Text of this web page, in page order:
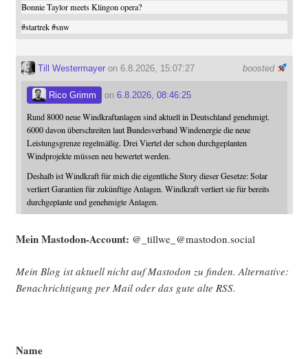
Bonnie Taylor meets Klingon opera?
#startrek #snw
boosted
Till Westermayeron 6.8.2026, 15:07:27
Rico Grimm on 6.8.2026, 08:46:25
Rund 8000 neue Windkraftanlagen sind aktuell in Deutschland genehmigt.
6000 davon überschreiten laut Bundesverband Windenergie die neue
Leistungsgrenze regelmäßig. Drei Viertel der schon durchgeplanten
Windprojekte müssen neu bewertet werden.
Deshalb ist Windkraft für mich die eigentliche Story dieser Gesetze: Solar
verliert Garantien für zukünftige Anlagen. Windkraft verliert sie für bereits
durchgeplante und genehmigte Anlagen.
Mein Mast­o­don-Account: @_tillwe_@mastodon.social
Mein Blog ist aktu­ell nicht auf Mast­o­don zu fin­den. Alter­na­ti­ve:
Benach­rich­ti­gung per Mail oder das gute alte RSS.
Name